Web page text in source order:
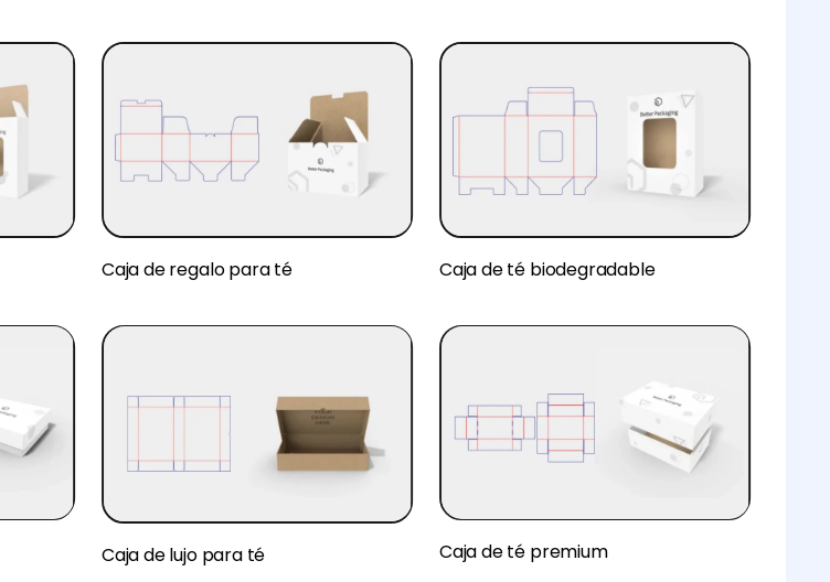
Caja de regalo para té Caja de té biodegradable
Caja de lujo para té Caja de té premium